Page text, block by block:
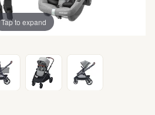
Tap to expand